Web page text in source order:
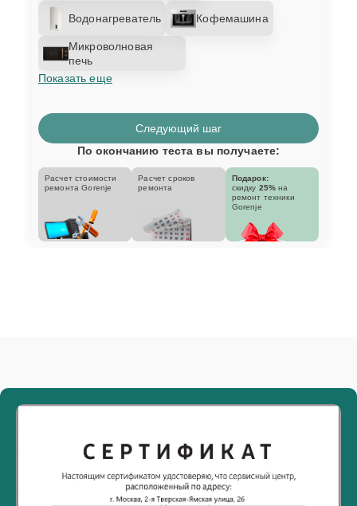
Водонагреватель Кофемашина
Микроволновая
печь
Показать еще
Следующий шаг
По окончанию теста вы получаете:
Расчет стоимости
ремонта Gorenje
Расчет сроков
ремонта
Подарок:
скидку 25% на
ремонт техники
Gorenje